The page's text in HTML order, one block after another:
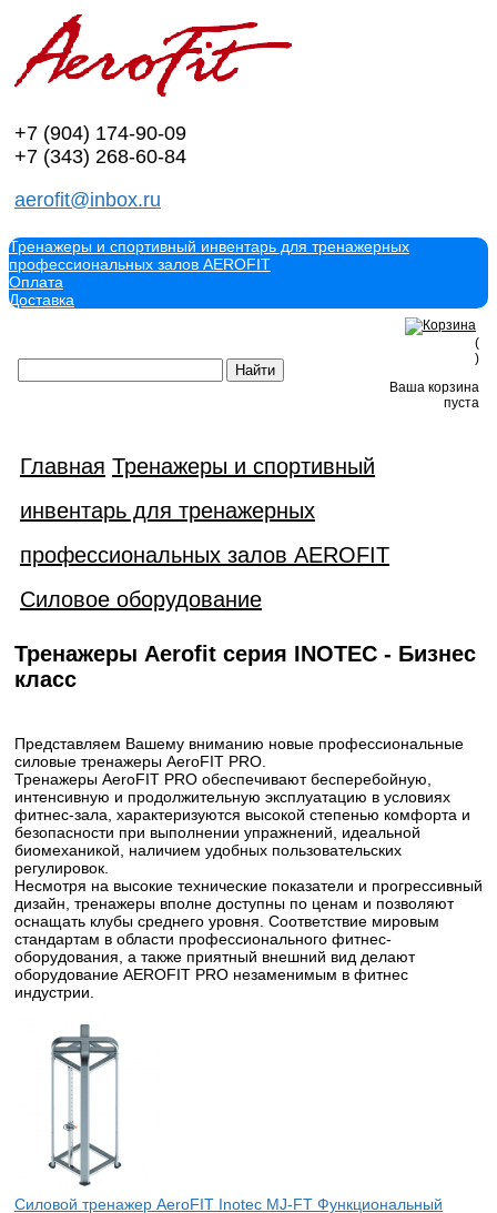
+7 (904) 174-90-09
+7 (343) 268-60-84
aerofit@inbox.ru
Тренажеры и спортивный инвентарь для тренажерных
профессиональных залов AEROFIT
Оплата
Доставка
(
)
Ваша корзина
пуста
Главная Тренажеры и спортивный
инвентарь для тренажерных
профессиональных залов AEROFIT
Силовое оборудование
Тренажеры Aerofit серия INOTEC - Бизнес
класс
Представляем Вашему вниманию новые профессиональные
силовые тренажеры AeroFIT PRO.
Тренажеры AeroFIT PRO обеспечивают бесперебойную,
интенсивную и продолжительную эксплуатацию в условиях
фитнес-зала, характеризуются высокой степенью комфорта и
безопасности при выполнении упражнений, идеальной
биомеханикой, наличием удобных пользовательских
регулировок.
Несмотря на высокие технические показатели и прогрессивный
дизайн, тренажеры вполне доступны по ценам и позволяют
оснащать клубы среднего уровня. Соответствие мировым
стандартам в области профессионального фитнес-
оборудования, а также приятный внешний вид делают
оборудование AEROFIT PRO незаменимым в фитнес
индустрии.
Силовой тренажер AeroFIT Inotec MJ-FT Функциональный